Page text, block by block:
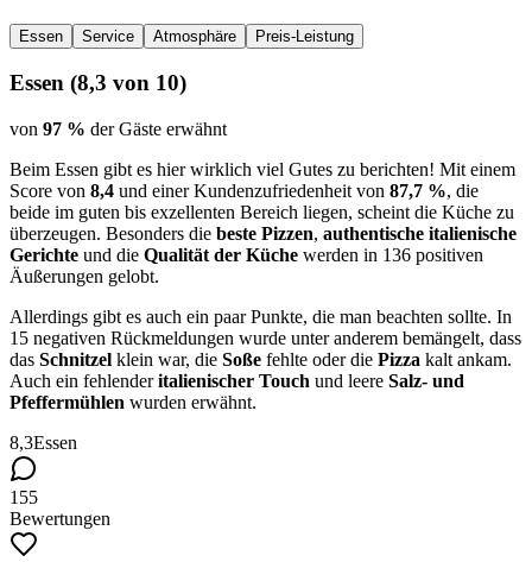
Essen Service Atmosphäre Preis-Leistung
Essen (8,3 von 10)
von 97 % der Gäste erwähnt
Beim Essen gibt es hier wirklich viel Gutes zu berichten! Mit einem
Score von 8,4 und einer Kundenzufriedenheit von 87,7 %, die
beide im guten bis exzellenten Bereich liegen, scheint die Küche zu
überzeugen. Besonders die beste Pizzen, authentische italienische
Gerichte und die Qualität der Küche werden in 136 positiven
Äußerungen gelobt.
Allerdings gibt es auch ein paar Punkte, die man beachten sollte. In
15 negativen Rückmeldungen wurde unter anderem bemängelt, dass
das Schnitzel klein war, die Soße fehlte oder die Pizza kalt ankam.
Auch ein fehlenderitalienischer Touch und leere Salz- und
Pfeffermühlen wurden erwähnt.
8,3Essen
155
Bewertungen